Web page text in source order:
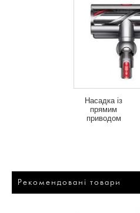
Насадка із
прямим
приводом
Рекомендовані товари